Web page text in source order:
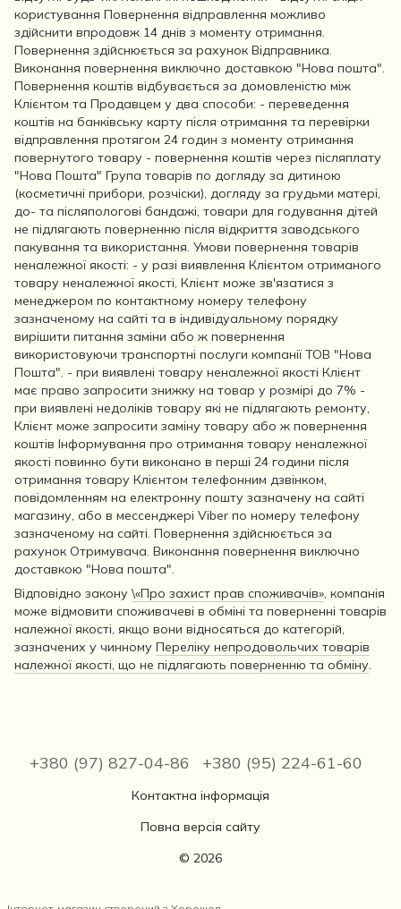
користування Повернення відправлення можливо
здійснити впродовж 14 днів з моменту отримання.
Повернення здійснюється за рахунок Відправника.
Виконання повернення виключно доставкою "Нова пошта".
Повернення коштів відбувається за домовленістю між
Клієнтом та Продавцем у два способи: - переведення
коштів на банківську карту після отримання та перевірки
відправлення протягом 24 годин з моменту отримання
повернутого товару - повернення коштів через післяплату
"Нова Пошта" Група товарів по догляду за дитиною
(косметичні прибори, розчіски), догляду за грудьми матері,
до- та післяпологові бандажі, товари для годування дітей
не підлягають поверненню після відкриття заводського
пакування та використання. Умови повернення товарів
неналежної якості: - у разі виявлення Клієнтом отриманого
товару неналежної якості, Клієнт може зв'язатися з
менеджером по контактному номеру телефону
зазначеному на сайті та в індивідуальному порядку
вирішити питання заміни або ж повернення
використовуючи транспортні послуги компанії ТОВ "Нова
Пошта". - при виявлені товару неналежної якості Клієнт
має право запросити знижку на товар у розмірі до 7% -
при виявлені недоліків товару які не підлягають ремонту,
Клієнт може запросити заміну товару або ж повернення
коштів Інформування про отримання товару неналежної
якості повинно бути виконано в перші 24 години після
отримання товару Клієнтом телефонним дзвінком,
повідомленням на електронну пошту зазначену на сайті
магазину, або в мессенджері Viber по номеру телефону
зазначеному на сайті. Повернення здійснюється за
рахунок Отримувача. Виконання повернення виключно
доставкою "Нова пошта".
Відповідно закону\«Про захист прав споживачів», компанія
може відмовити споживачеві в обміні та поверненні товарів
належної якості, якщо вони відносяться до категорій,
зазначених у чинному Переліку непродовольчих товарів
належної якості, що не підлягають поверненню та обміну.
+380 (97) 827-04-86 +380 (95) 224-61-60
Контактна інформація
Повна версія сайту
© 2026